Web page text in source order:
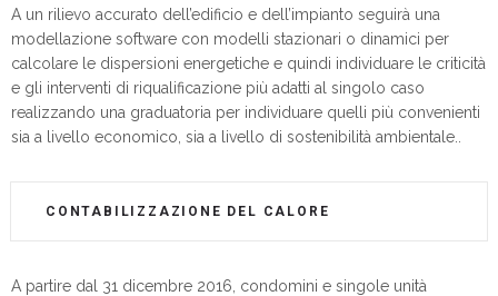
A un rilievo accurato dell’edificio e dell’impianto seguirà una
modellazione software con modelli stazionari o dinamici per
calcolare le dispersioni energetiche e quindi individuare le criticità
e gli interventi di riqualificazione più adatti al singolo caso
realizzando una graduatoria per individuare quelli più convenienti
sia a livello economico, sia a livello di sostenibilità ambientale..
CONTABILIZZAZIONE DEL CALORE
A partire dal 31 dicembre 2016, condomini e singole unità